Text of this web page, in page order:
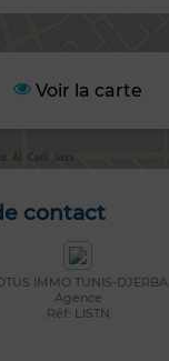
Voir la carte
contact
IMMO TUNIS-DJERBA
Agence
Réf: LISTN